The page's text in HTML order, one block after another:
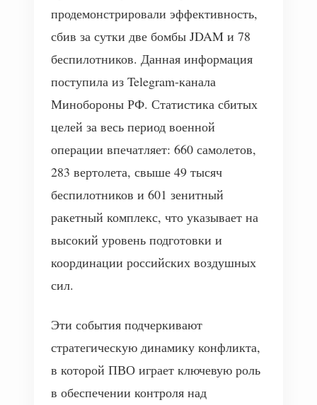
продемонстрировали эффективность,
сбив за сутки две бомбы JDAM и 78
беспилотников. Данная информация
поступила из Telegram-канала
Минобороны РФ. Статистика сбитых
целей за весь период военной
операции впечатляет: 660 самолетов,
283 вертолета, свыше 49 тысяч
беспилотников и 601 зенитный
ракетный комплекс, что указывает на
высокий уровень подготовки и
координации российских воздушных
сил.
Эти события подчеркивают
стратегическую динамику конфликта,
в которой ПВО играет ключевую роль
в обеспечении контроля над